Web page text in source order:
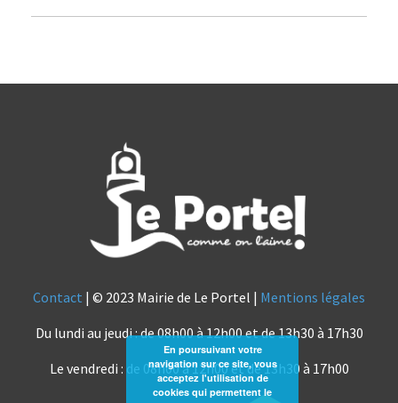
Contact | © 2023 Mairie de Le Portel | Mentions légales
Du lundi au jeudi : de 08h00 à 12h00 et de 13h30 à 17h30
Le vendredi : de 08h00 à 12h00 et de 13h30 à 17h00
En poursuivant votre
navigation sur ce site, vous
acceptez l'utilisation de
cookies qui permettent le